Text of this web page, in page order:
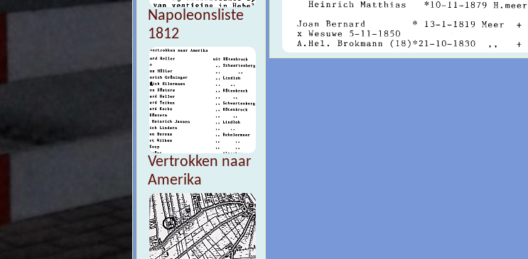
Napoleonsliste
1812
Vertrokken naar
Amerika